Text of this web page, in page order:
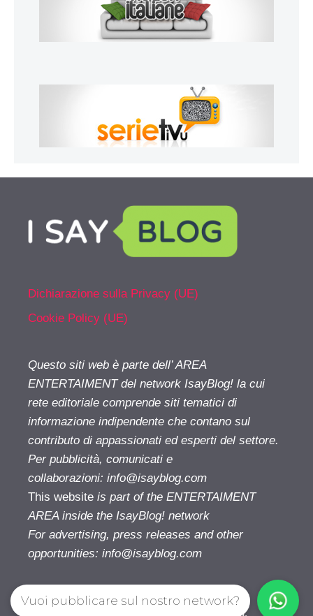
Dichiarazione sulla Privacy (UE)
Cookie Policy (UE)
Questo siti web è parte dell’ AREA
ENTERTAIMENT del network IsayBlog! la cui
rete editoriale comprende siti tematici di
informazione indipendente che contano sul
contributo di appassionati ed esperti del settore.
Per pubblicità, comunicati e
collaborazioni: info@isayblog.com
This website is part of the ENTERTAIMENT
AREA inside the IsayBlog! network
For advertising, press releases and other
opportunities: info@isayblog.com
Cinetivu.com© 2026. All right reserverd.
Vuoi pubblicare sul nostro network?